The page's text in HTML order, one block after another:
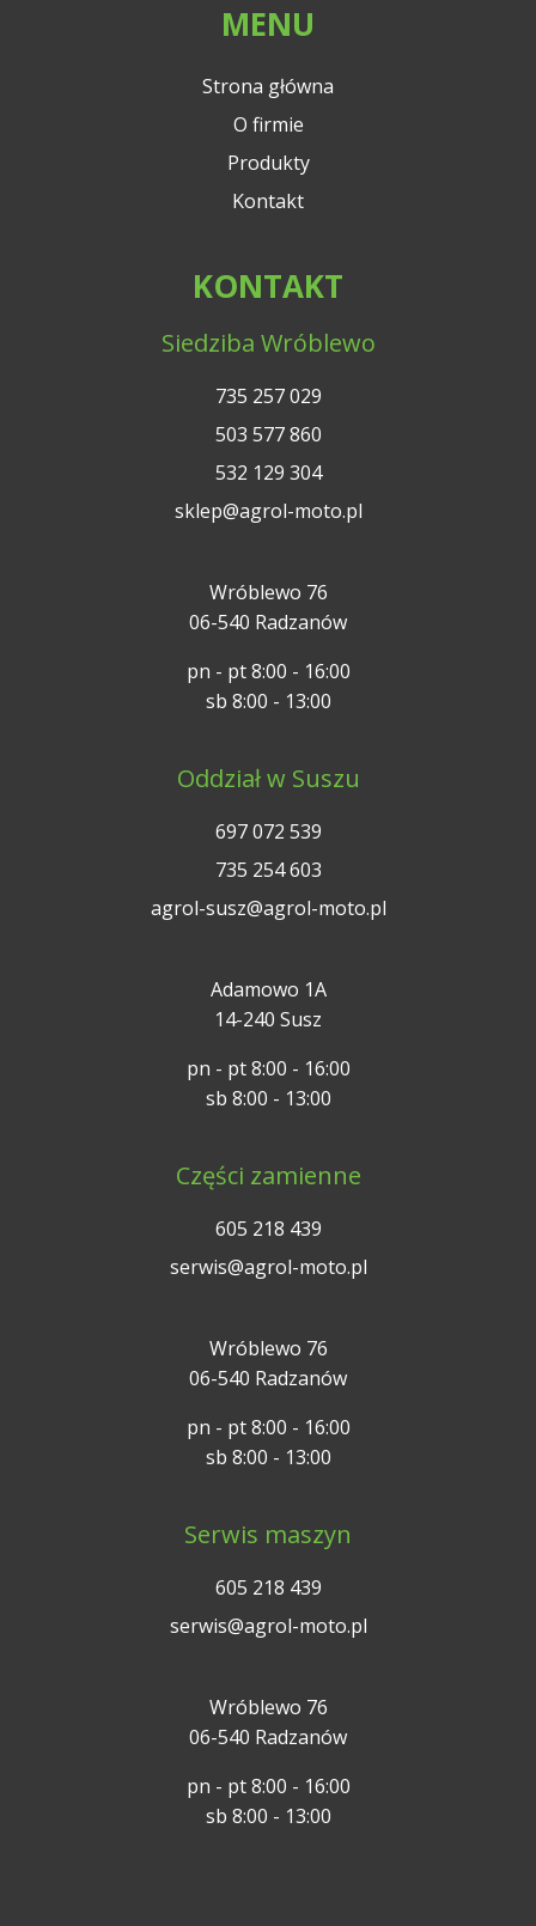
MENU
Strona główna
O firmie
Produkty
Kontakt
KONTAKT
Siedziba Wróblewo
735 257 029
503 577 860
532 129 304
sklep@agrol-moto.pl
Wróblewo 76
06-540 Radzanów
pn - pt 8:00 - 16:00
sb 8:00 - 13:00
Oddział w Suszu
697 072 539
735 254 603
agrol-susz@agrol-moto.pl
Adamowo 1A
14-240 Susz
pn - pt 8:00 - 16:00
sb 8:00 - 13:00
Części zamienne
605 218 439
serwis@agrol-moto.pl
Wróblewo 76
06-540 Radzanów
pn - pt 8:00 - 16:00
sb 8:00 - 13:00
Serwis maszyn
605 218 439
serwis@agrol-moto.pl
Wróblewo 76
06-540 Radzanów
pn - pt 8:00 - 16:00
sb 8:00 - 13:00